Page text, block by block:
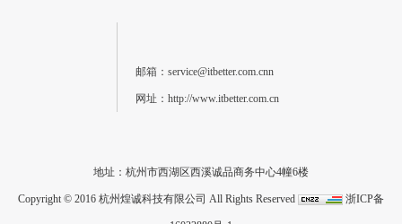
邮箱：service@itbetter.com.cnn
网址：http://www.itbetter.com.cn
地址：杭州市西湖区西溪诚品商务中心4幢6楼
Copyright © 2016 杭州煌诚科技有限公司 All Rights Reserved 浙ICP备